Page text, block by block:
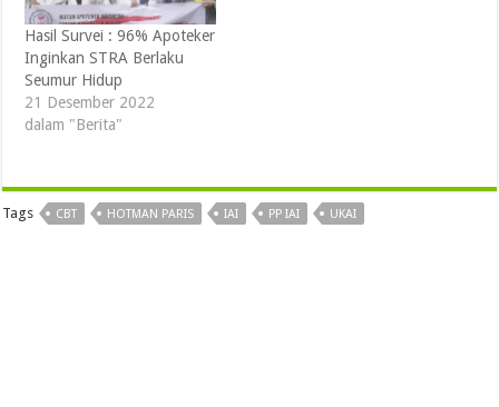
Hasil Survei : 96% Apoteker
Inginkan STRA Berlaku
Seumur Hidup
21 Desember 2022
dalam "Berita"
Tags CBT HOTMAN PARIS IAI PP IAI UKAI